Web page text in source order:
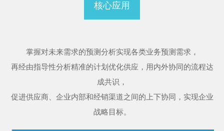
核心应用
掌握对未来需求的预测分析实现各类业务预测需求，
再经由指导性分析精准的计划优化供应，用内外协同的流程达
成共识，
促进供应商、企业内部和经销渠道之间的上下协同，实现企业
战略目标。